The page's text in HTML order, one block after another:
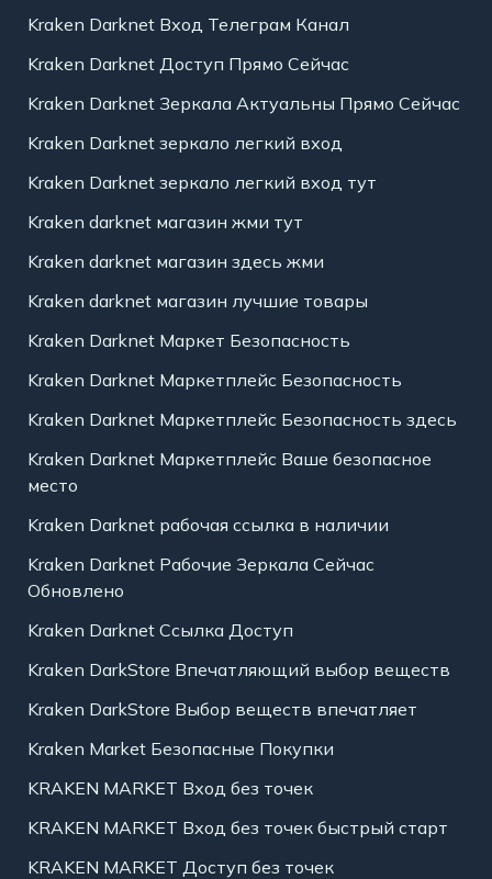
Kraken Darknet Вход Телеграм Канал
Kraken Darknet Доступ Прямо Сейчас
Kraken Darknet Зеркала Актуальны Прямо Сейчас
Kraken Darknet зеркало легкий вход
Kraken Darknet зеркало легкий вход тут
Kraken darknet магазин жми тут
Kraken darknet магазин здесь жми
Kraken darknet магазин лучшие товары
Kraken Darknet Маркет Безопасность
Kraken Darknet Маркетплейс Безопасность
Kraken Darknet Маркетплейс Безопасность здесь
Kraken Darknet Маркетплейс Ваше безопасное
место
Kraken Darknet рабочая ссылка в наличии
Kraken Darknet Рабочие Зеркала Сейчас
Обновлено
Kraken Darknet Ссылка Доступ
Kraken DarkStore Впечатляющий выбор веществ
Kraken DarkStore Выбор веществ впечатляет
Kraken Market Безопасные Покупки
KRAKEN MARKET Вход без точек
KRAKEN MARKET Вход без точек быстрый старт
KRAKEN MARKET Доступ без точек